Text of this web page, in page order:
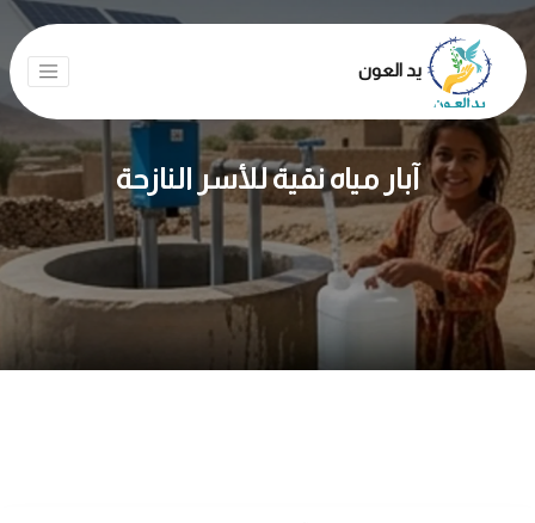
يد العون
آبار مياه نقية للأسر النازحة